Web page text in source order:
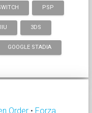
PSP
3DS
GOOGLE STADIA
Order • Forza